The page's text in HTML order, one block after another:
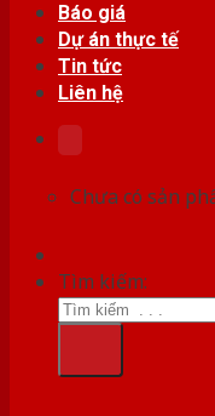
Báo giá
Dự án thực tế
Tin tức
Liên hệ
Chưa có sản
Tìm kiếm: